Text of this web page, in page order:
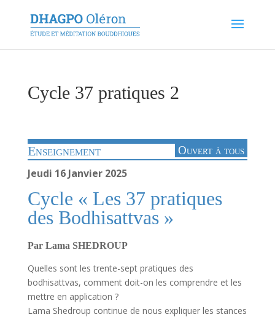
Cycle 37 pratiques 2
Enseignement Ouvert à tous
Jeudi 16 Janvier 2025
Cycle « Les 37 pratiques
des Bodhisattvas »
Par Lama SHEDROUP
Quelles sont les trente-sept pratiques des
bodhisattvas, comment doit-on les comprendre et les
mettre en application ?
Lama Shedroup continue de nous expliquer les stances